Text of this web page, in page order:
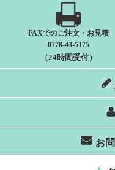
FAXでのご注文・お見積
0778-43-5175
（24時間受付）
お